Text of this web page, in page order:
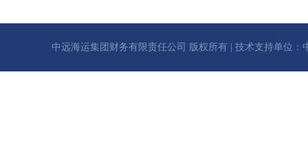
中远海运集团财务有限责任公司 版权所有 | 技术支持单位：